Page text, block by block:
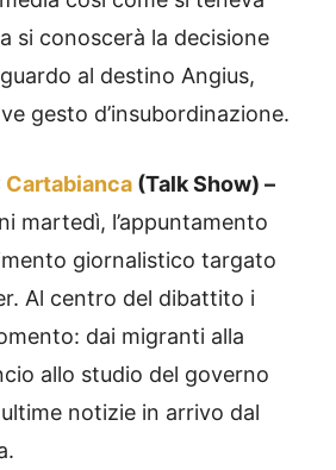
si conoscerà la decisione
al destino Angius,
gesto d’insubordinazione.
Cartabianca (Talk Show) –
martedì, l’appuntamento
giornalistico targato
Al centro del dibattito i
dai migranti alla
allo studio del governo
notizie in arrivo dal